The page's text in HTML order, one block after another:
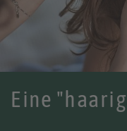
Eine